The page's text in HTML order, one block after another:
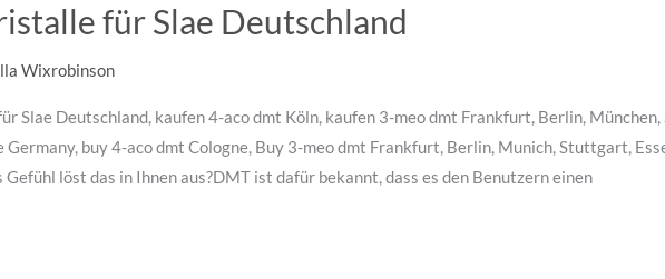
für Slae Deutschland
Wixrobinson
Slae Deutschland, kaufen 4-aco dmt Köln, kaufen 3-meo dmt Frankfurt, Berlin,
buy 4-aco dmt Cologne, Buy 3-meo dmt Frankfurt, Berlin, Munich, Stuttgart,
löst das in Ihnen aus?DMT ist dafür bekannt, dass es den Benutzern einen